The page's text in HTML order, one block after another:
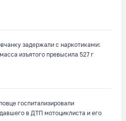
задержали с наркотиками:
изъятого превысила 527 г
госпитализировали
в ДТП мотоциклиста и его